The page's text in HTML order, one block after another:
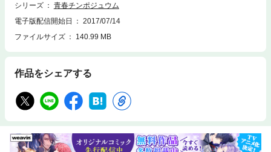
シリーズ
青春チンポジュウム
電子版配信開始日
2017/07/14
ファイルサイズ
140.99 MB
作品をシェアする